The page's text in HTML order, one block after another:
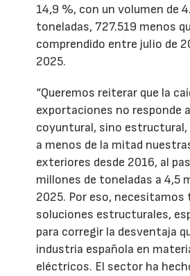
14,9 %, con un volumen de
toneladas, 727.519 menos
comprendido entre julio de
2025.
“Queremos reiterar que la
exportaciones no responde
coyuntural, sino estructural,
a menos de la mitad
exteriores desde 2016, al
millones de toneladas a 4,5
2025. Por eso, necesitamos
soluciones estructurales,
para corregir la desventaja
industria española en
eléctricos. El sector ha